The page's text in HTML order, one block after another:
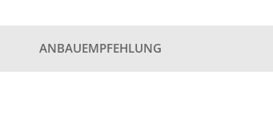
ANBAUEMPFEHLUNG